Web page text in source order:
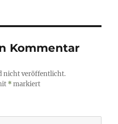
Kommentar
nicht veröffentlicht.
*markiert